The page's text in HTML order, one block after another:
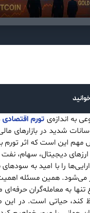
به اندازه‌ی تورم اقتصادی
شدید در بازارهای
این است که اثر تورم
دیجیتال، سهام،
را با امید به
می‌شود. همین مسئله
به معامله‌گران حرفه‌ای
حیاتی است. در این